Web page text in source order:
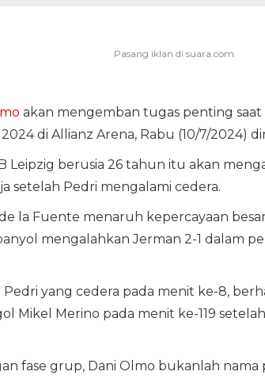
akan mengemban tugas penting saat
di Allianz Arena, Rabu (10/7/2024)
Leipzig berusia 26 tahun itu akan
setelah Pedri mengalami cedera.
la Fuente menaruh kepercayaan
mengalahkan Jerman 2-1 dalam
yang cedera pada menit ke-8,
Mikel Merino pada menit ke-119
fase grup, Dani Olmo bukanlah